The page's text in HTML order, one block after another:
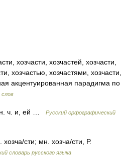
хозчасти, хозчастей, хозчасти,
хозчастью, хозчастями, хозчасти,
акцентуированная парадигма по
ч. и, ей …
Русский орфографический
сти; мн. хозча/сти, Р.
словарь русского языка